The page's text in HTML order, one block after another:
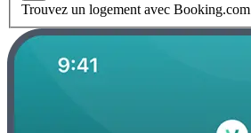
Trouvez un logement avec Booking.com